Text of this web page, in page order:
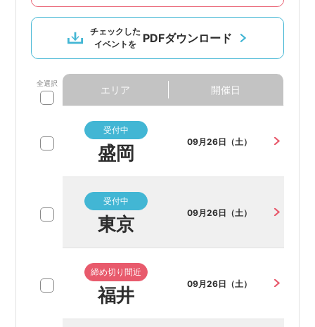
チェックした
イベントを
PDFダウンロード
全選択
エリア 開催日
受付中
盛岡
09月26日（土）
受付中
東京
09月26日（土）
締め切り間近
福井
09月26日（土）